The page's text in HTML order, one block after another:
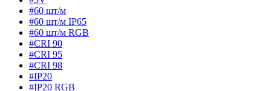
#60 шт/м
#60 шт/м IP65
#60 шт/м RGB
#CRI 90
#CRI 95
#CRI 98
#IP20
#IP20 RGB